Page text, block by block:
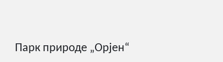
Парк природе „Орјен“